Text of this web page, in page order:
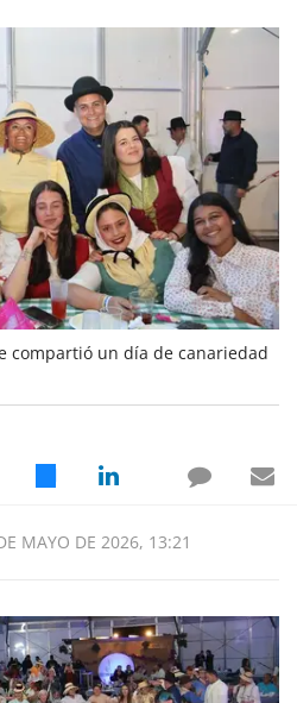
compartió un día de canariedad
MAYO DE 2026, 13:21